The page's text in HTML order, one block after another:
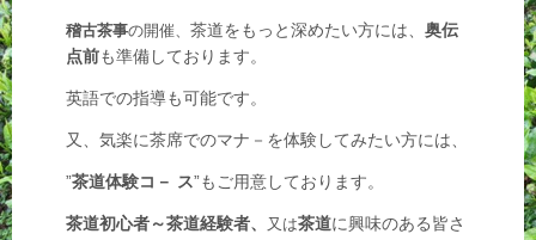
稽古茶事の開催、茶道をもっと深めたい方には、奥伝
点前も準備しております。
英語での指導も可能です。
又、気楽に茶席でのマナ－を体験してみたい方には、
”茶道体験コ－ ス”もご用意しております。
茶道初心者～茶道経験者、 又は茶道に興味のある皆さ